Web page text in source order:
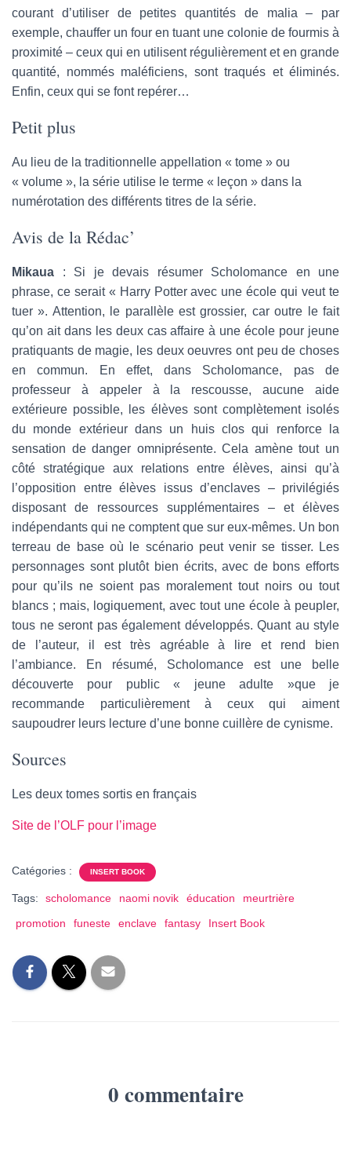
courant d’utiliser de petites quantités de malia – par
exemple, chauffer un four en tuant une colonie de fourmis à
proximité – ceux qui en utilisent régulièrement et en grande
quantité, nommés maléficiens, sont traqués et éliminés.
Enfin, ceux qui se font repérer…
Petit plus
Au lieu de la traditionnelle appellation « tome » ou
« volume », la série utilise le terme « leçon » dans la
numérotation des différents titres de la série.
Avis de la Rédac’
Mikaua : Si je devais résumer Scholomance en une
phrase, ce serait « Harry Potter avec une école qui veut te
tuer ». Attention, le parallèle est grossier, car outre le fait
qu’on ait dans les deux cas affaire à une école pour jeune
pratiquants de magie, les deux oeuvres ont peu de choses
en commun. En effet, dans Scholomance, pas de
professeur à appeler à la rescousse, aucune aide
extérieure possible, les élèves sont complètement isolés
du monde extérieur dans un huis clos qui renforce la
sensation de danger omniprésente. Cela amène tout un
côté stratégique aux relations entre élèves, ainsi qu’à
l’opposition entre élèves issus d’enclaves – privilégiés
disposant de ressources supplémentaires – et élèves
indépendants qui ne comptent que sur eux-mêmes. Un bon
terreau de base où le scénario peut venir se tisser. Les
personnages sont plutôt bien écrits, avec de bons efforts
pour qu’ils ne soient pas moralement tout noirs ou tout
blancs ; mais, logiquement, avec tout une école à peupler,
tous ne seront pas également développés. Quant au style
de l’auteur, il est très agréable à lire et rend bien
l’ambiance. En résumé, Scholomance est une belle
découverte pour public « jeune adulte »que je
recommande particulièrement à ceux qui aiment
saupoudrer leurs lecture d’une bonne cuillère de cynisme.
Sources
Les deux tomes sortis en français
Site de l’OLF pour l’image
Catégories : INSERT BOOK
Tags: scholomance naomi novik éducation
meurtrière
promotion
funeste enclave fantasy Insert Book
0 commentaire